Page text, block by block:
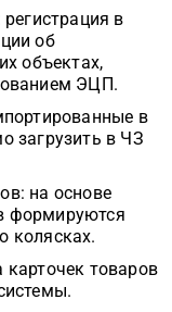
в
об
объектах,
ЭЦП.
в
загрузить в ЧЗ
на основе
формируются
колясках.
товаров